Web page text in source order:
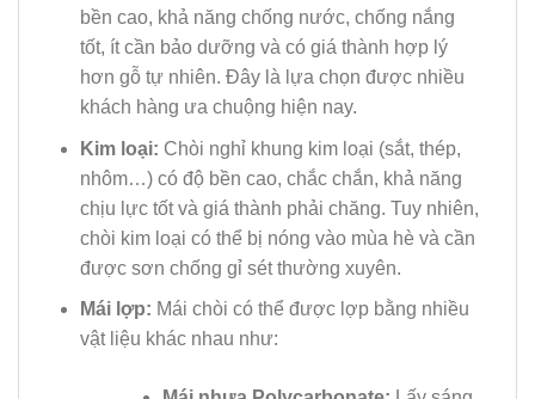
bền cao, khả năng chống nước, chống nắng
tốt, ít cần bảo dưỡng và có giá thành hợp lý
hơn gỗ tự nhiên. Đây là lựa chọn được nhiều
khách hàng ưa chuộng hiện nay.
Kim loại: Chòi nghỉ khung kim loại (sắt, thép,
nhôm…) có độ bền cao, chắc chắn, khả năng
chịu lực tốt và giá thành phải chăng. Tuy nhiên,
chòi kim loại có thể bị nóng vào mùa hè và cần
được sơn chống gỉ sét thường xuyên.
Mái lợp: Mái chòi có thể được lợp bằng nhiều
vật liệu khác nhau như: